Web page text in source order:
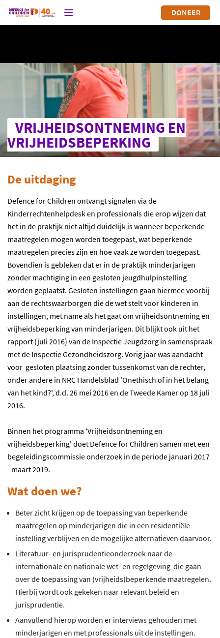
DONEER
VRIJHEIDSONTNEMING EN
VRIJHEIDSBEPERKING
De uitdaging
Defence for Children ontvangt signalen via de
Kinderrechtenhelpdesk en professionals die erop wijzen dat
het in de praktijk niet altijd duidelijk is wanneer beperkende
maatregelen mogen worden toegepast, wat beperkende
maatregelen precies zijn en hoe vaak ze worden toegepast.
Bovendien is gebleken dat er in de praktijk minderjarigen
zonder machtiging in een gesloten jeugdhulpinstelling
worden geplaatst. Gesloten instellingen gaan hiermee voorbij
aan de rechtswaarborgen die de wet stelt voor kinderen in
instellingen, met name als het gaat om vrijheidsontneming en
vrijheidsbeperking van minderjarigen. Dit blijkt ook uit het
rapport (juli 2016) van de Inspectie Jeugdzorg in samenspraak
met de Inspectie Gezondheidszorg. Vorig jaar was aandacht
voor gesloten plaatsing zonder tussenkomst van de rechter,
onder andere in NRC Handelsblad 'Onethisch of in het belang
van het kind?', d.d. 26 mei 2016 en de Tweede Kamer op 18 juli
2016.
Binnen het programma 'Vrijheidsontneming en
vrijheidsbeperking' doet Defence for Children samen met een
begeleidingscommissie onderzoek in de periode januari 2017
- maart 2019.
Wat doen we?
Beter zicht krijgen op de toepassing van beperkende
maatregelen op minderjarigen die in een residentiële
instelling verblijven en de mogelijke alternatieven daarvoor.
Literatuur- en jurisprudentieonderzoek naar de
internationale en nationale wet- en regelgeving die gaan
over de toepassing van (vrijheids)beperkende maatregelen.
Hierbij wordt ook gekeken naar relevant beleid en
jurisprudentie.
Aanvullend hierop worden er interviews gehouden met
minderjarigen en met professionals uit de instellingen.